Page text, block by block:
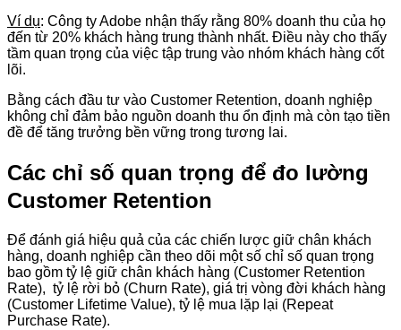
Ví dụ: Công ty Adobe nhận thấy rằng 80% doanh thu của họ
đến từ 20% khách hàng trung thành nhất. Điều này cho thấy
tầm quan trọng của việc tập trung vào nhóm khách hàng cốt
lõi.
Bằng cách đầu tư vào Customer Retention, doanh nghiệp
không chỉ đảm bảo nguồn doanh thu ổn định mà còn tạo tiền
đề để tăng trưởng bền vững trong tương lai.
Các chỉ số quan trọng để đo lường
Customer Retention
Để đánh giá hiệu quả của các chiến lược giữ chân khách
hàng, doanh nghiệp cần theo dõi một số chỉ số quan trọng
bao gồm tỷ lệ giữ chân khách hàng (Customer Retention
Rate), tỷ lệ rời bỏ (Churn Rate), giá trị vòng đời khách hàng
(Customer Lifetime Value), tỷ lệ mua lặp lại (Repeat
Purchase Rate).